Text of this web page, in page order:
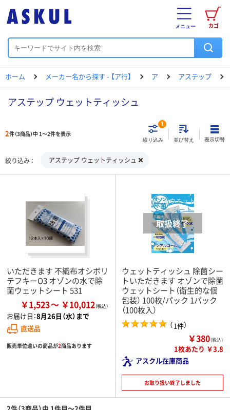
カゴ
メニュー
ホーム メーカー名から探す - 【ア行】 ア アステップ
アステップ ウェットティッシュ
2件（3商品）中 1～2件を表示
絞り込み
1
並び替え 表示切替
絞り込み アステップ ウェットティッシュ
いただきます 不織布オシボリ
テフキーO3 オゾンの水で除
菌ウェットシート 531
￥1,523 ￥10,012
お届け日：8月26日（水）まで
直送品
販売単位違いの商品が2商品あります
ウェットティッシュ 除菌シー
トいただきます オゾンで除菌
ウェットシート（衛生的な個
包装） 100枚/パック 1パック
（100枚入）
（1件）
￥380（税込）
1枚あたり ￥3.8
アスクル在庫商品
お取り扱い終了しました